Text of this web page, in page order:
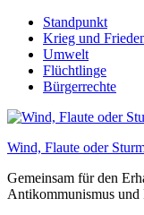
Skip
content
Standpunkt
Krieg und
Umwelt
Flüchtlinge
Bürgerrechte
Wind, Flaute oder
Gemeinsam für den
Antikommunismus